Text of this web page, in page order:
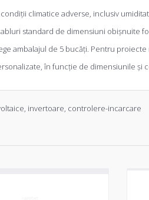
climatice adverse, inclusiv
standard de dimensiuni obișnuite
ambalajul de 5 bucăți. Pentru
în funcție de dimensiunile și
, invertoare, controlere-incarcare